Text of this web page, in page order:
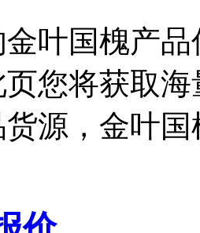
叶国槐产
页您将获取
源，金叶